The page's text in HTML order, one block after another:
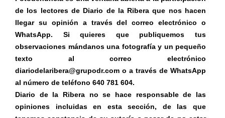
de los lectores de Diario de la Ribera que nos hacen
llegar su opinión a través del correo electrónico o
WhatsApp. Si quieres que publiquemos tus
observaciones mándanos una fotografía y un pequeño
texto al correo electrónico
diariodelaribera@grupodr.com o a través de WhatsApp
al número de teléfono 640 781 604.
Diario de la Ribera no se hace responsable de las
opiniones incluidas en esta sección, de las que